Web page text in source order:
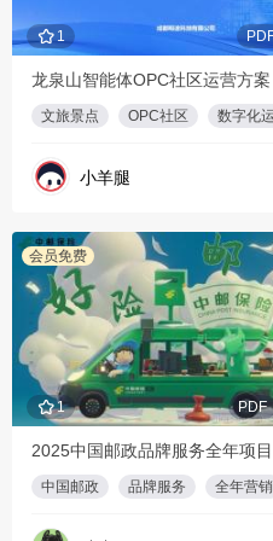
1
龙泉山智能体OPC社区运营方案
文旅景点 OPC社区 数字化
小羊腿
会员免费
1 PDF
2025中国邮政品牌服务全年项
中国邮政 品牌服务 全年营销